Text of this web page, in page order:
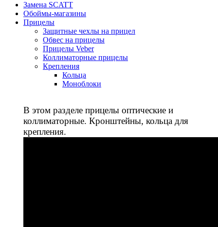
Замена SCATT
Обоймы-магазины
Прицелы
Защитные чехлы на прицел
Обвес на прицелы
Прицелы Veber
Коллиматорные прицелы
Крепления
Кольца
Моноблоки
В этом разделе прицелы оптические и
коллиматорные. Кронштейны, кольца для
крепления.